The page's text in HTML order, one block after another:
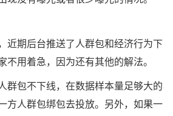
期后台推送了人群包和经济行为下
不用着急，因为还有其他的解法。
包不下线，在数据样本量足够大的
方人群包绑包去投放。另外，如果一